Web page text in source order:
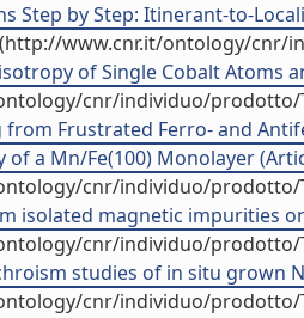
Step by Step: Itinerant-to-
(http://www.cnr.it/ontology/cnr/
of Single Cobalt Atoms
cnr/individuo/prodotto/
from Frustrated Ferro- and
of a Mn/Fe(100) Monolayer
cnr/individuo/prodotto/
isolated magnetic impurities
cnr/individuo/prodotto/
studies of in situ grown
cnr/individuo/prodotto/